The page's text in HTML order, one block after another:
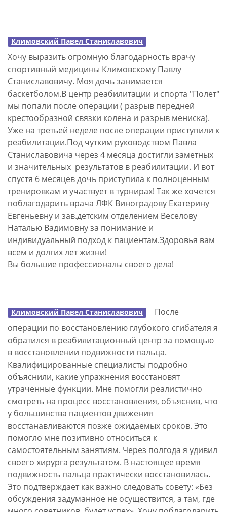
Климовский Павел Станиславович
Хочу выразить огромную благодарность врачу
спортивный медицины Климовскому Павлу
Станиславовичу. Моя дочь занимается
баскетболом.В центр реабилитации и спорта "Полет"
мы попали после операции ( разрыв передней
крестообразной связки колена и разрыв мениска).
Уже на третьей неделе после операции приступили к
реабилитации.Под чутким руководством Павла
Станиславовича через 4 месяца достигли заметных
и значительных результатов в реабилитации. И вот
спустя 6 месяцев дочь приступила к полноценным
тренировкам и участвует в турнирах! Так же хочется
поблагодарить врача ЛФК Виноградову Екатерину
Евгеньевну и зав.детским отделением Веселову
Наталью Вадимовну за понимание и
индивидуальный подход к пациентам.Здоровья вам
всем и долгих лет жизни!
Вы большие профессионалы своего дела!
Климовский Павел Станиславович
После
операции по восстановлению глубокого сгибателя я
обратился в реабилитационный центр за помощью
в восстановлении подвижности пальца.
Квалифицированные специалисты подробно
объяснили, какие упражнения восстановят
утраченные функции. Мне помогли реалистично
смотреть на процесс восстановления, объяснив, что
у большинства пациентов движения
восстанавливаются позже ожидаемых сроков. Это
помогло мне позитивно относиться к
самостоятельным занятиям. Через полгода я удивил
своего хирурга результатом. В настоящее время
подвижность пальца практически восстановилась.
Это подтверждает как важно следовать совету: «Без
обсуждения задуманное не осуществится, а там, где